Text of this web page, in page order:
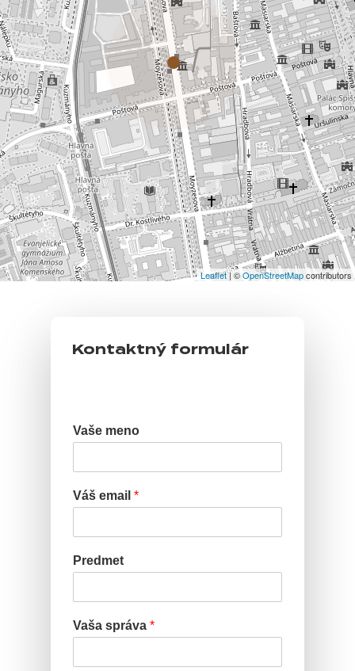
Leaflet| ©OpenStreetMapcontributors
Kontaktný formulár
Vaše meno
Váš email *
Predmet
Vaša správa *